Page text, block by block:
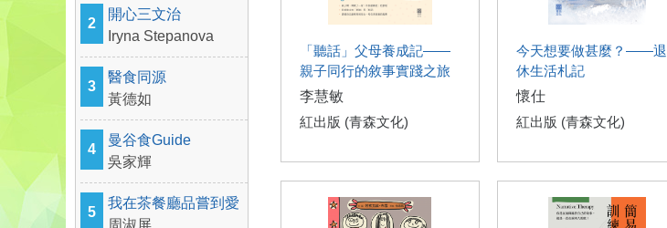
2
開心三文治
Iryna Stepanova
3
醫食同源
黃德如
4
曼谷食Guide
吳家輝
5
我在茶餐廳品嘗到愛
周淑屏
「聽話」父母養成記——
親子同行的敘事實踐之旅
李慧敏
紅出版 (青森文化)
今天想要做甚麼？——退
休生活札記
懷仕
紅出版 (青森文化)